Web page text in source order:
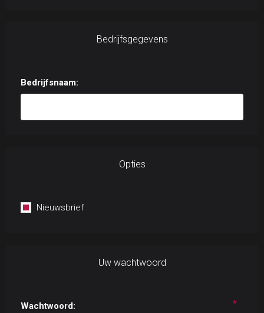
Bedrijfsgegevens
Bedrijfsnaam:
Opties
Nieuwsbrief
Uw wachtwoord
Wachtwoord: *